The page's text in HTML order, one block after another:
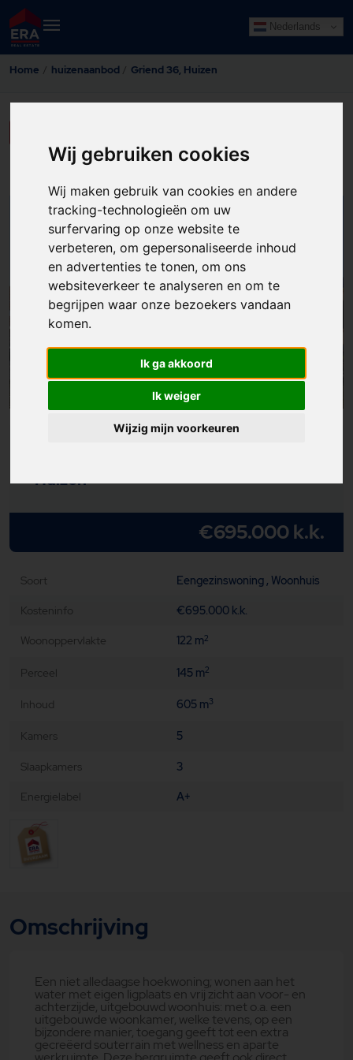
Wij gebruiken cookies
Wij maken gebruik van cookies en andere
tracking-technologieën om uw
surfervaring op onze website te
verbeteren, om gepersonaliseerde inhoud
en advertenties te tonen, om ons
websiteverkeer te analyseren en om te
begrijpen waar onze bezoekers vandaan
komen.
Ik ga akkoord
Ik weiger
Wijzig mijn voorkeuren
Nederlands
Home huizenaanbod Griend 36, Huizen
Huizen
€695.000 k.k.
Soort Eengezinswoning , Woonhuis
Kosteninfo €695.000 k.k.
Woonoppervlakte 122 m2
Perceel 145 m2
Inhoud 605 m3
Kamers 5
Slaapkamers 3
Energielabel A+
Omschrijving
Een niet alledaagse hoekwoning; wonen aan het
water met eigen ligplaats en vrij zicht aan voor- en
achterzijde, uitgebouwd woonhuis: met o.a. een
uitgebouwde woonkamer, welke tevens, op een
bijzondere manier, toegang geeft tot een extra
gecreëerd souterrain met wellness en aparte